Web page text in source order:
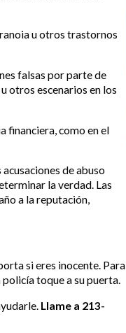
u otros trastornos
falsas por parte de
otros escenarios en los
financiera, como en el
de abuso
la verdad. Las
a la reputación,
si eres inocente. Para
policía toque a su puerta.
Llame a 213-